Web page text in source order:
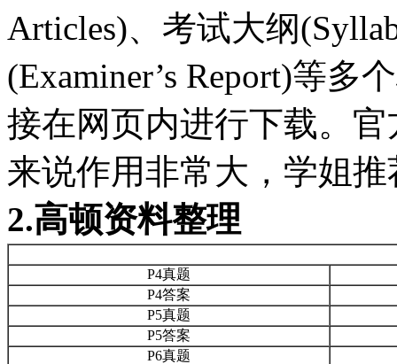
Articles)、考试大纲
(Examiner’s Report)等多
接在网页内进行下载。
来说作用非常大，学姐
2.高顿资料整理
P4真题
P4答案
P5真题
P5答案
P6真题